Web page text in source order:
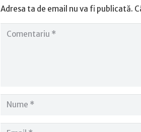
Adresa ta de email nu va fi publicată.